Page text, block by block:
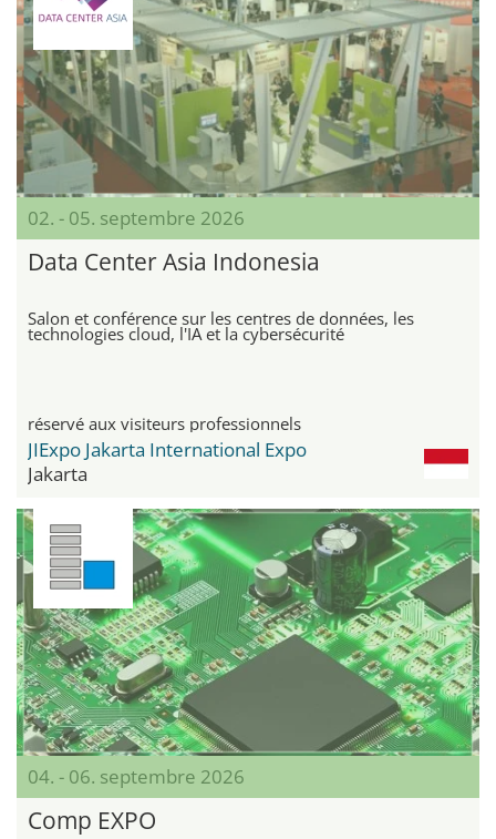
02. - 05. septembre 2026
Data Center Asia Indonesia
Salon et conférence sur les centres de données, les
technologies cloud, l'IA et la cybersécurité
réservé aux visiteurs professionnels
JIExpo Jakarta International Expo
Jakarta
04. - 06. septembre 2026
Comp EXPO